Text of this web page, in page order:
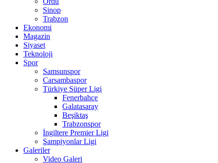
Sinop
Trabzon
Ekonomi
Magazin
Siyaset
Teknoloji
Spor
Samsunspor
Carsambaspor
Türkiye Süper Ligi
Fenerbahçe
Galatasaray
Beşiktaş
Trabzonspor
İngiltere Premier Ligi
Şampiyonlar Ligi
Galeriler
Video Galeri